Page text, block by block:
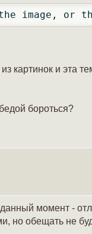
image, or
картинок и эта
бороться?
момент -
но обещать не